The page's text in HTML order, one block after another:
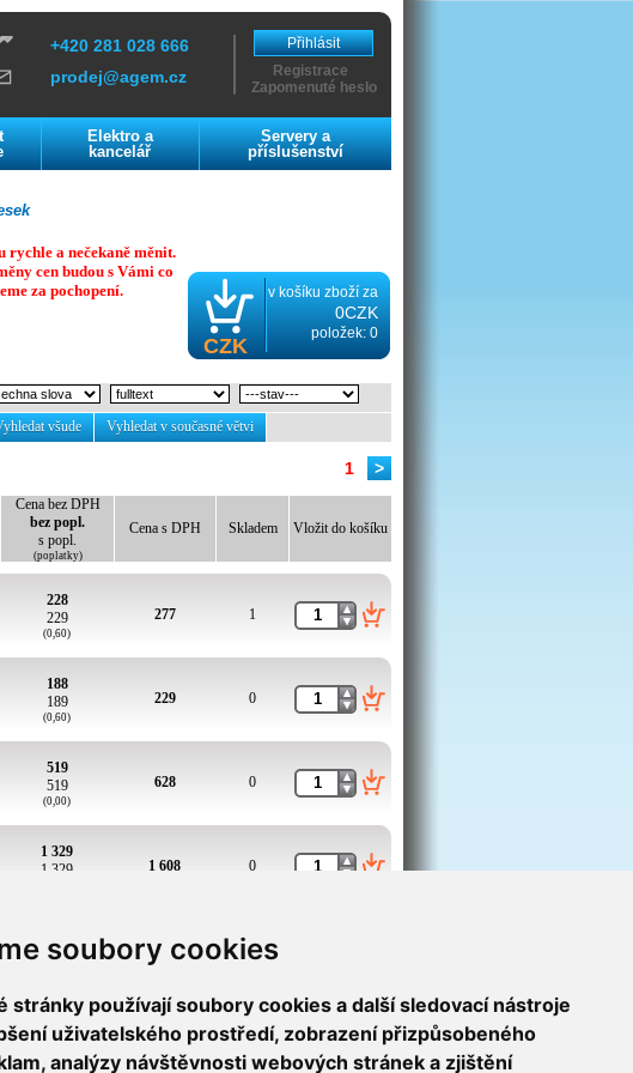
soubory cookies
stránky používají soubory cookies a další sledovací nástroje
uživatelského prostředí, zobrazení přizpůsobeného
analýzy návštěvnosti webových stránek a zjištění
+420 281 028 666
prodej@agem.cz
Přihlásit
Registrace
Zapomenuté heslo
Elektro a
kancelář
Servery a
příslušenství
rychle a nečekaně měnit.
cen budou s Vámi co
za pochopení.
CZK
v košíku zboží za
0CZK
položek: 0
Vyhledat v současné větvi
všude
>
1
Cena bez DPH
bez popl.
s popl.
(poplatky)
Cena s DPH Skladem Vložit do košíku
228
229
(0,60)
277 1
188
189
(0,60)
229 0
519
519
(0,00)
628 0
1 329
1 329
1 608 0
439
531 6
>
1